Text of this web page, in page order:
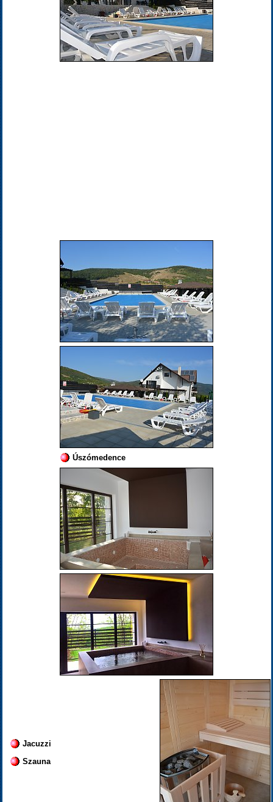
Úszómedence
Jacuzzi
Szauna